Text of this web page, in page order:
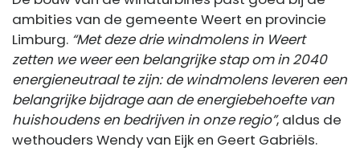
ambities van de gemeente Weert en provincie
Limburg. “Met deze drie windmolens in Weert
zetten we weer een belangrijke stap om in 2040
energieneutraal te zijn: de windmolens leveren een
belangrijke bijdrage aan de energiebehoefte van
huishoudens en bedrijven in onze regio”, aldus de
wethouders Wendy van Eijk en Geert Gabriëls.